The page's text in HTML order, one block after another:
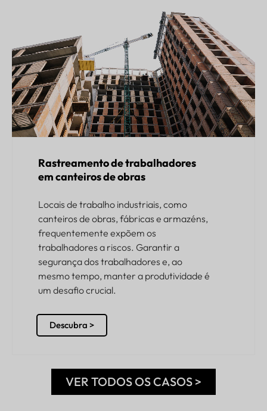
Rastreamento de trabalhadores
em canteiros de obras
Locais de trabalho industriais, como
canteiros de obras, fábricas e armazéns,
frequentemente expõem os
trabalhadores a riscos. Garantir a
segurança dos trabalhadores e, ao
mesmo tempo, manter a produtividade é
um desafio crucial.
Descubra >
VER TODOS OS CASOS >